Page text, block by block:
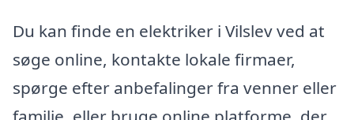
Du kan finde en elektriker i Vilslev ved at
søge online, kontakte lokale firmaer,
spørge efter anbefalinger fra venner eller